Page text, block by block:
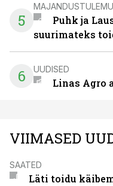
5
Puhk ja
suurimateks
6 UUDISED
Linas Agro
VIIMASED
SAATED
Läti toidu